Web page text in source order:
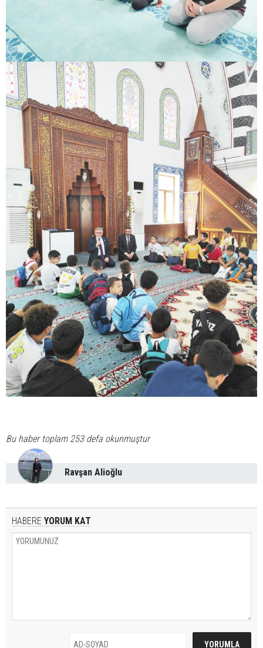
Bu haber toplam 253 defa okunmuştur
Ravşan Alioğlu
HABERE YORUM KAT